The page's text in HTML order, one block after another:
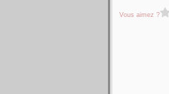
Vous aimez ?